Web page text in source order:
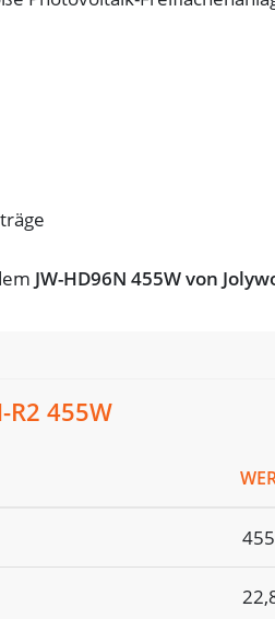
JW-HD96N 455W von
R2 455W